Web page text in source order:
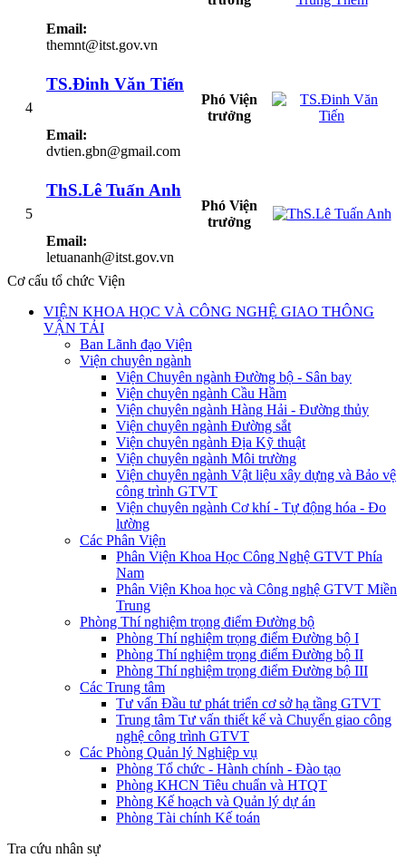
Email:
themnt@itst.gov.vn
4
TS.Đinh Văn Tiến
Email:
dvtien.gbn@gmail.com
Phó Viện
trưởng
5
ThS.Lê Tuấn Anh
Email:
letuananh@itst.gov.vn
Phó Viện
trưởng
Cơ cấu tổ chức Viện
VIỆN KHOA HỌC VÀ CÔNG NGHỆ GIAO THÔNG
VẬN TẢI
Ban Lãnh đạo Viện
Viện chuyên ngành
Viện Chuyên ngành Đường bộ - Sân bay
Viện chuyên ngành Cầu Hầm
Viện chuyên ngành Hàng Hải - Đường thủy
Viện chuyên ngành Đường sắt
Viện chuyên ngành Địa Kỹ thuật
Viện chuyên ngành Môi trường
Viện chuyên ngành Vật liệu xây dựng và Bảo vệ
công trình GTVT
Viện chuyên ngành Cơ khí - Tự động hóa - Đo
lường
Các Phân Viện
Phân Viện Khoa Học Công Nghệ GTVT Phía
Nam
Phân Viện Khoa học và Công nghệ GTVT Miền
Trung
Phòng Thí nghiệm trọng điểm Đường bộ
Phòng Thí nghiệm trọng điểm Đường bộ I
Phòng Thí nghiệm trọng điểm Đường bộ II
Phòng Thí nghiệm trọng điểm Đường bộ III
Các Trung tâm
Tư vấn Đầu tư phát triển cơ sở hạ tầng GTVT
Trung tâm Tư vấn thiết kế và Chuyển giao công
nghệ công trình GTVT
Các Phòng Quản lý Nghiệp vụ
Phòng Tổ chức - Hành chính - Đào tạo
Phòng KHCN Tiêu chuẩn và HTQT
Phòng Kế hoạch và Quản lý dự án
Phòng Tài chính Kế toán
Tra cứu nhân sự